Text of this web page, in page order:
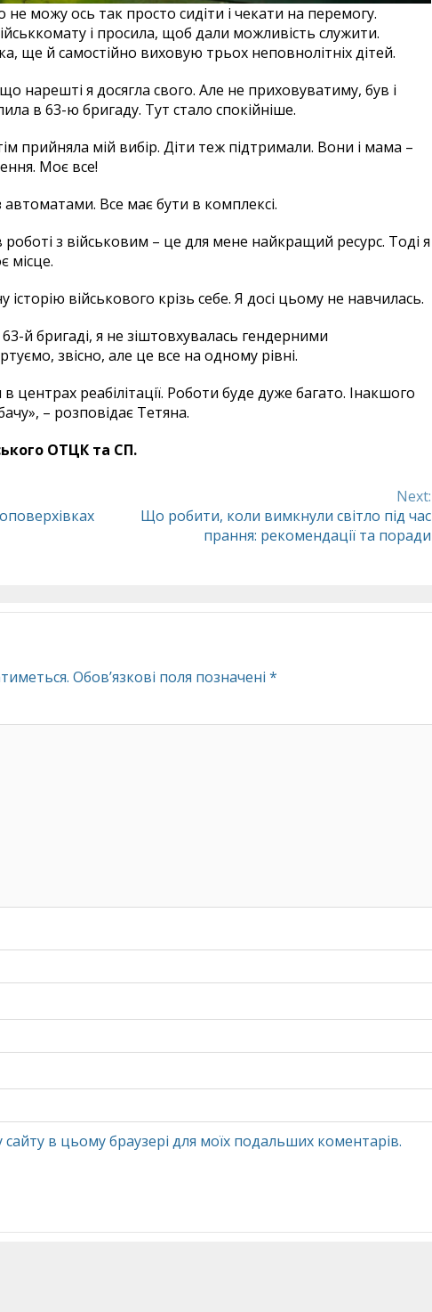
не можу ось так просто сидіти і чекати на перемогу.
і просила, щоб дали можливість служити.
ще й самостійно виховую трьох неповнолітніх дітей.
нарешті я досягла свого. Але не приховуватиму, був і
в 63-ю бригаду. Тут стало спокійніше.
прийняла мій вибір. Діти теж підтримали. Вони і мама –
Моє все!
Все має бути в комплексі.
з військовим – це для мене найкращий ресурс. Тоді я
місце.
військового крізь себе. Я досі цьому не навчилась.
й бригаді, я не зіштовхувалась гендерними
звісно, але це все на одному рівні.
центрах реабілітації. Роботи буде дуже багато. Інакшого
– розповідає Тетяна.
ОТЦК та СП.
Next:
Що робити, коли вимкнули світло під час
прання: рекомендації та поради
Обов’язкові поля позначені *
в цьому браузері для моїх подальших коментарів.